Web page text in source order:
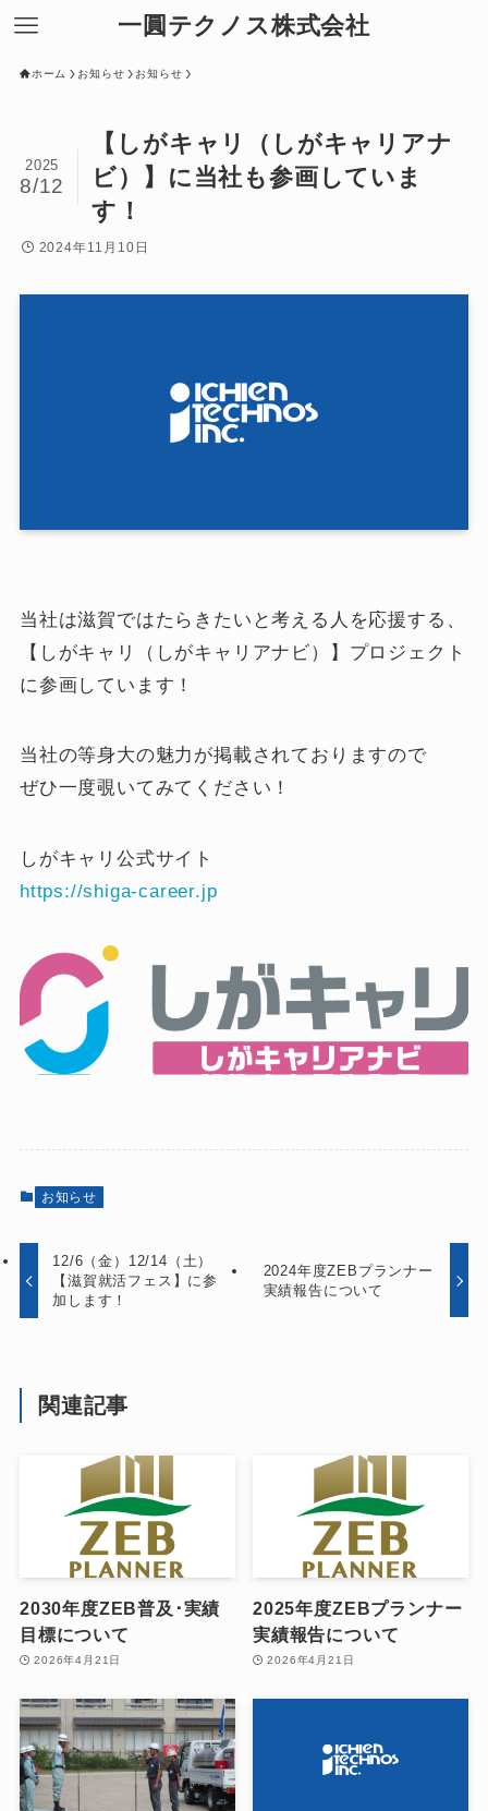
一圓テクノス株式会社
ホーム お知らせ お知らせ
【しがキャリ（しがキャリアナ
ビ）】に当社も参画していま
す！
2025
8/12
2024年11月10日
当社は滋賀ではたらきたいと考える人を応援する、
【しがキャリ（しがキャリアナビ）】プロジェクト
に参画しています！
当社の等身大の魅力が掲載されておりますので
ぜひ一度覗いてみてください！
しがキャリ公式サイト
https://shiga-career.jp
お知らせ
12/6（金）12/14（土）
【滋賀就活フェス】に参
加します！
2024年度ZEBプランナー
実績報告について
関連記事
2030年度ZEB普及･実績
目標について
2026年4月21日
2025年度ZEBプランナー
実績報告について
2026年4月21日